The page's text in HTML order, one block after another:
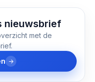
nieuwsbrief
met de